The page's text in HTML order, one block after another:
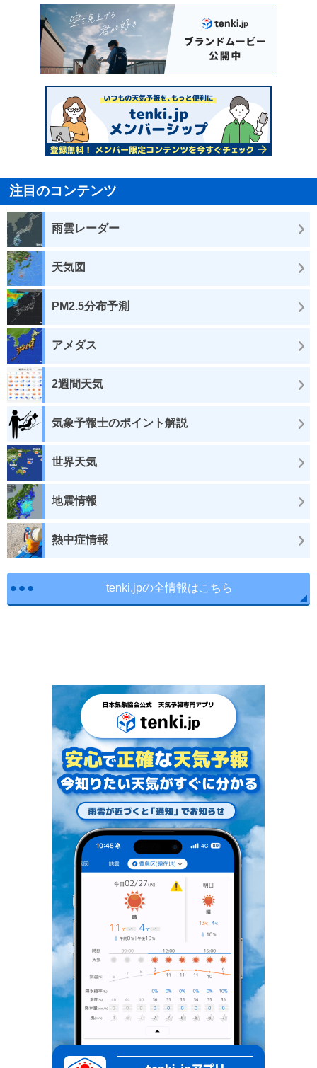
注目のコンテンツ
雨雲レーダー
天気図
PM2.5分布予測
アメダス
2週間天気
気象予報士のポイント解説
世界天気
地震情報
熱中症情報
tenki.jpの全情報はこちら